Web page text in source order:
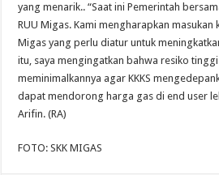
yang menarik.. “Saat ini Pemerintah
RUU Migas. Kami mengharapkan masukan
Migas yang perlu diatur untuk
itu, saya mengingatkan bahwa resiko
meminimalkannya agar KKKS
dapat mendorong harga gas di end user
Arifin. (RA)
FOTO: SKK MIGAS